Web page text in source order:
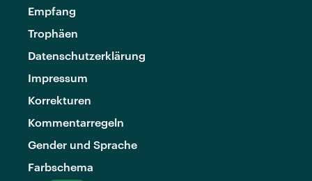
Empfang
Trophäen
Datenschutzerklärung
Impressum
Korrekturen
Kommentarregeln
Gender und Sprache
Farbschema